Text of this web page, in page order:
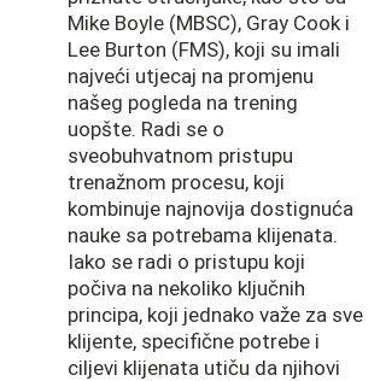
Mike Boyle (MBSC), Gray Cook i
Lee Burton (FMS), koji su imali
najveći utjecaj na promjenu
našeg pogleda na trening
uopšte. Radi se o
sveobuhvatnom pristupu
trenažnom procesu, koji
kombinuje najnovija dostignuća
nauke sa potrebama klijenata.
Iako se radi o pristupu koji
počiva na nekoliko ključnih
principa, koji jednako važe za sve
klijente, specifične potrebe i
ciljevi klijenata utiču da njihovi